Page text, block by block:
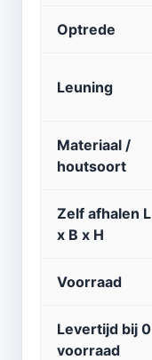
Optrede
Leuning
Materiaal /
houtsoort
Zelf afhalen L
x B x H
Voorraad
Levertijd bij 0
voorraad